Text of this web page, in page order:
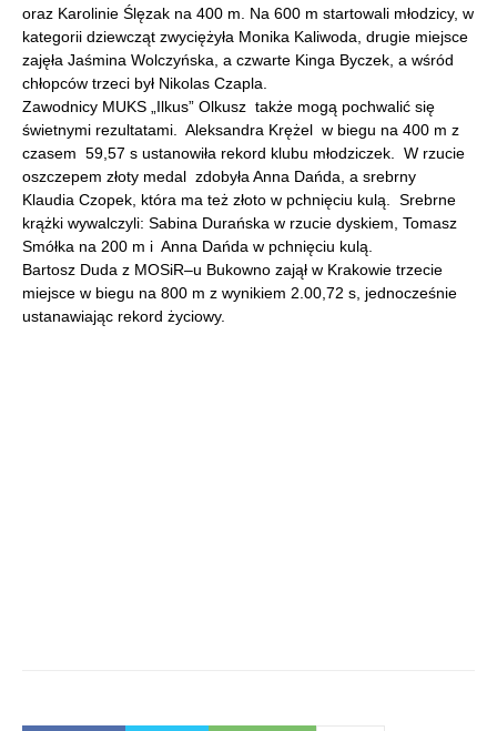
oraz Karolinie Ślęzak na 400 m. Na 600 m startowali młodzicy, w
kategorii dziewcząt zwyciężyła Monika Kaliwoda, drugie miejsce
zajęła Jaśmina Wolczyńska, a czwarte Kinga Byczek, a wśród
chłopców trzeci był Nikolas Czapla.
Zawodnicy MUKS „Ilkus” Olkusz także mogą pochwalić się
świetnymi rezultatami. Aleksandra Krężel w biegu na 400 m z
czasem 59,57 s ustanowiła rekord klubu młodziczek. W rzucie
oszczepem złoty medal zdobyła Anna Dańda, a srebrny
Klaudia Czopek, która ma też złoto w pchnięciu kulą. Srebrne
krążki wywalczyli: Sabina Durańska w rzucie dyskiem, Tomasz
Smółka na 200 m i Anna Dańda w pchnięciu kulą.
Bartosz Duda z MOSiR–u Bukowno zajął w Krakowie trzecie
miejsce w biegu na 800 m z wynikiem 2.00,72 s, jednocześnie
ustanawiając rekord życiowy.